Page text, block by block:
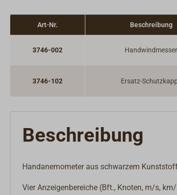
Art-Nr. Beschreibung
3746-002 Handwindmesser
3746-102 Ersatz-
Beschreibung
Handanemometer aus schwarzem
Vier Anzeigenbereiche (Bft., Knoten, m/s,